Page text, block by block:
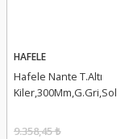
HAFELE
Hafele Nante T.Altı
Kiler,300Mm,G.Gri,Sol
9.358,45 ₺